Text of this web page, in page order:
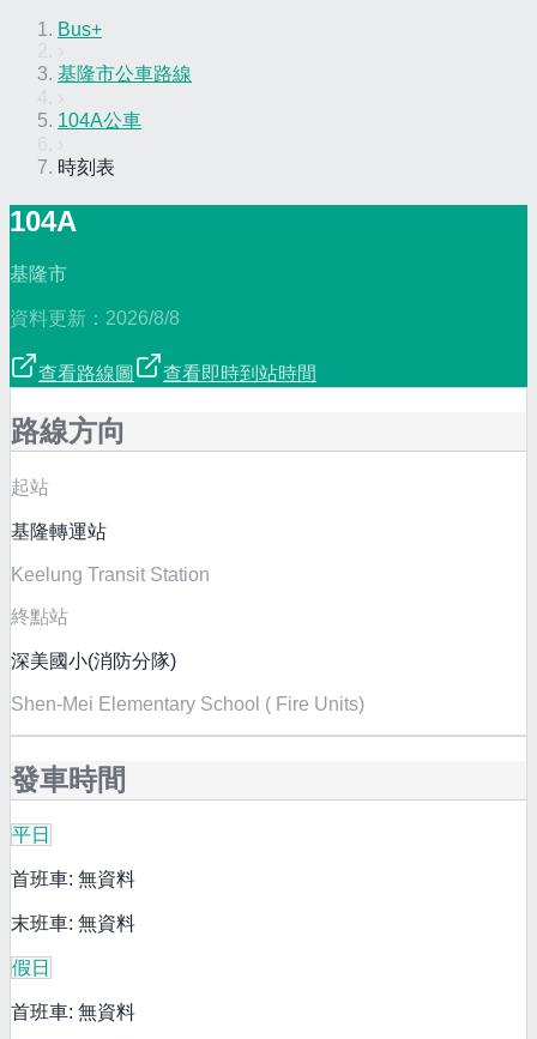
Bus+
基隆市公車路線
104A公車
時刻表
104A
基隆市
資料更新： 2026/8/8
查看路線圖 查看即時到站時間
路線方向
起站
基隆轉運站
Keelung Transit Station
終點站
深美國小(消防分隊)
Shen-Mei Elementary School ( Fire Units)
發車時間
平日
首班車: 無資料
末班車: 無資料
假日
首班車: 無資料